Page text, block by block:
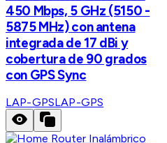
450 Mbps, 5 GHz (5150 -
5875 MHz) con antena
integrada de 17 dBi y
cobertura de 90 grados
con GPS Sync
LAP-GPSLAP-GPS